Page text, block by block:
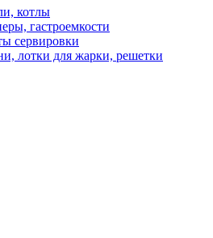
котлы
гастроемкости
сервировки
лотки для жарки, решетки